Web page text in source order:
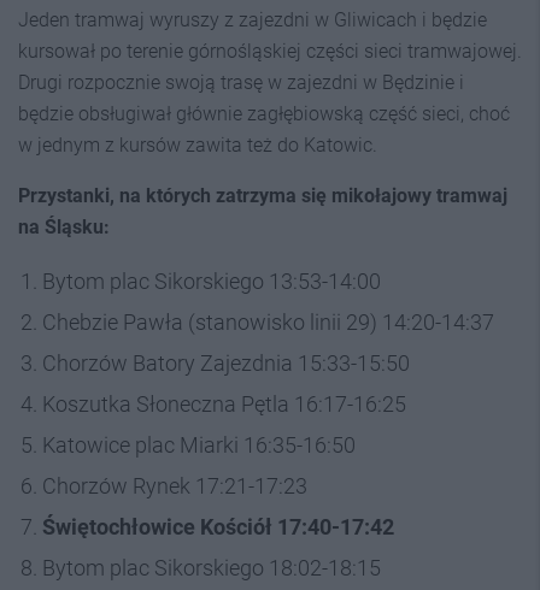
Jeden tramwaj wyruszy z zajezdni w Gliwicach i będzie
kursował po terenie górnośląskiej części sieci tramwajowej.
Drugi rozpocznie swoją trasę w zajezdni w Będzinie i
będzie obsługiwał głównie zagłębiowską część sieci, choć
w jednym z kursów zawita też do Katowic.
Przystanki, na których zatrzyma się mikołajowy tramwaj
na Śląsku:
Bytom plac Sikorskiego 13:53-14:00
Chebzie Pawła (stanowisko linii 29) 14:20-14:37
Chorzów Batory Zajezdnia 15:33-15:50
Koszutka Słoneczna Pętla 16:17-16:25
Katowice plac Miarki 16:35-16:50
Chorzów Rynek 17:21-17:23
Świętochłowice Kościół 17:40-17:42
Bytom plac Sikorskiego 18:02-18:15